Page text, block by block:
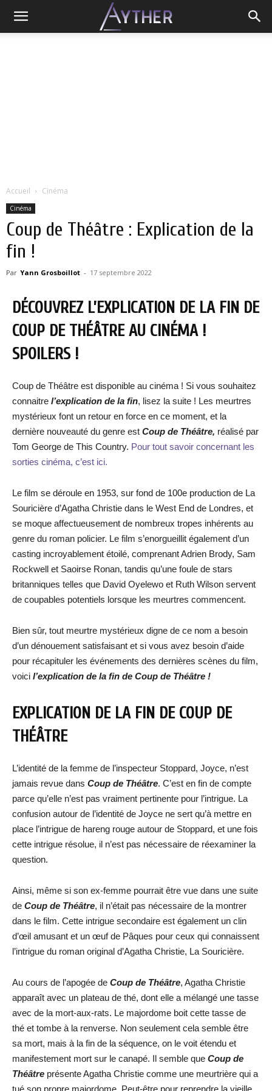
Accueil Cinéma
Cinéma
Coup de Théâtre : Explication de la
fin !
Par Yann Grosboillot - 17 septembre 2022
DÉCOUVREZ L’EXPLICATION DE LA FIN DE
COUP DE THÉÂTRE AU CINÉMA !
SPOILERS !
Coup de Théâtre est disponible au cinéma ! Si vous souhaitez
connaitre l’explication de la fin, lisez la suite ! Les meurtres
mystérieux font un retour en force en ce moment, et la
dernière nouveauté du genre est Coup de Théâtre, réalisé par
Tom George de This Country. Pour tout savoir concernant les
sorties cinéma, c’est ici.
Le film se déroule en 1953, sur fond de 100e production de La
Souricière d’Agatha Christie dans le West End de Londres, et
se moque affectueusement de nombreux tropes inhérents au
genre du roman policier. Le film s’enorgueillit également d’un
casting incroyablement étoilé, comprenant Adrien Brody, Sam
Rockwell et Saoirse Ronan, tandis qu’une foule de stars
britanniques telles que David Oyelewo et Ruth Wilson servent
de coupables potentiels lorsque les meurtres commencent.
Bien sûr, tout meurtre mystérieux digne de ce nom a besoin
d’un dénouement satisfaisant et si vous avez besoin d’aide
pour récapituler les événements des dernières scènes du film,
voici l’explication de la fin de Coup de Théâtre !
EXPLICATION DE LA FIN DE COUP DE
THÉÂTRE
L’identité de la femme de l’inspecteur Stoppard, Joyce, n’est
jamais revue dans Coup de Théâtre. C’est en fin de compte
parce qu’elle n’est pas vraiment pertinente pour l’intrigue. La
confusion autour de l’identité de Joyce ne sert qu’à mettre en
place l’intrigue de hareng rouge autour de Stoppard, et une fois
cette intrigue résolue, il n’est pas nécessaire de réexaminer la
question.
Ainsi, même si son ex-femme pourrait être vue dans une suite
de Coup de Théâtre, il n’était pas nécessaire de la montrer
dans le film. Cette intrigue secondaire est également un clin
d’œil amusant et un œuf de Pâques pour ceux qui connaissent
l’intrigue du roman original d’Agatha Christie, La Souricière.
Au cours de l’apogée de Coup de Théâtre, Agatha Christie
apparaît avec un plateau de thé, dont elle a mélangé une tasse
avec de la mort-aux-rats. Le majordome boit cette tasse de
thé et tombe à la renverse. Non seulement cela semble être
sa mort, mais à la fin de la séquence, on le voit étendu et
manifestement mort sur le canapé. Il semble que Coup de
Théâtre présente Agatha Christie comme une meurtrière qui a
tué son propre majordome. Peut-être pour reprendre la vieille